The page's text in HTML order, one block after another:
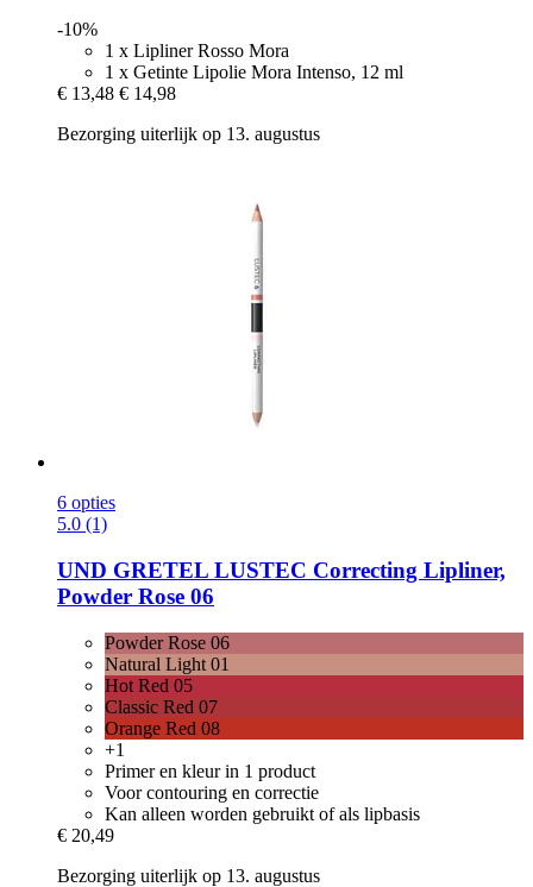
-10%
1 x Lipliner Rosso Mora
1 x Getinte Lipolie Mora Intenso, 12 ml
€ 13,48 € 14,98
Bezorging uiterlijk op 13. augustus
6 opties
5.0 (1)
UND GRETEL LUSTEC Correcting Lipliner,
Powder Rose 06
Powder Rose 06
Natural Light 01
Hot Red 05
Classic Red 07
Orange Red 08
+1
Primer en kleur in 1 product
Voor contouring en correctie
Kan alleen worden gebruikt of als lipbasis
€ 20,49
Bezorging uiterlijk op 13. augustus